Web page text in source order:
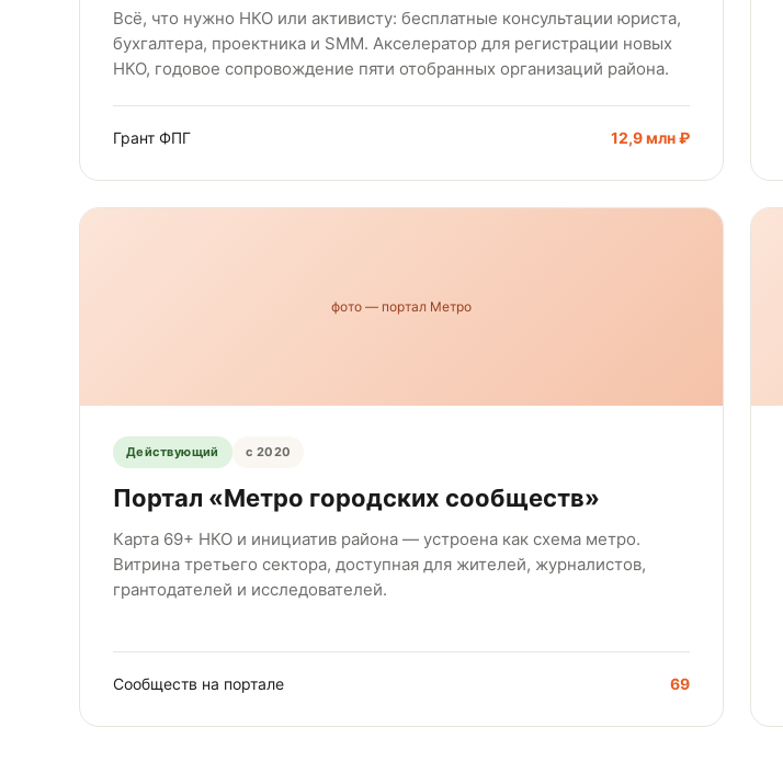
Всё, что нужно НКО или активисту: бесплатные консультации юриста,
бухгалтера, проектника и SMM. Акселератор для регистрации новых
НКО, годовое сопровождение пяти отобранных организаций района.
Грант ФПГ 12,9 млн ₽
фото — портал Метро
Действующий с 2020
Портал «Метро городских сообществ»
Карта 69+ НКО и инициатив района — устроена как схема метро.
Витрина третьего сектора, доступная для жителей, журналистов,
грантодателей и исследователей.
Сообществ на портале 69